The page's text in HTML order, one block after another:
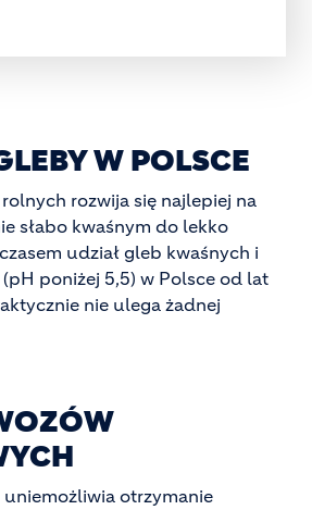
W POLSCE
rozwija się najlepiej na
słabo kwaśnym do lekko
udział gleb kwaśnych i
poniżej 5,5) w Polsce od lat
nie ulega żadnej
uniemożliwia otrzymanie